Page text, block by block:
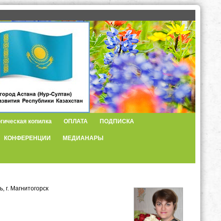
копилка ОПЛАТА ПОДПИСКА
КОНФЕРЕНЦИИ МЕДИАНАРЫ
Магнитогорск